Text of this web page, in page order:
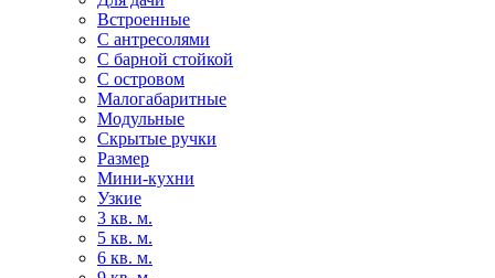
Встроенные
С антресолями
С барной стойкой
С островом
Малогабаритные
Модульные
Скрытые ручки
Размер
Мини-кухни
Узкие
3 кв. м.
5 кв. м.
6 кв. м.